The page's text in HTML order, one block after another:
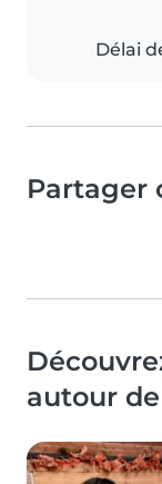
Délai
Partager
autour